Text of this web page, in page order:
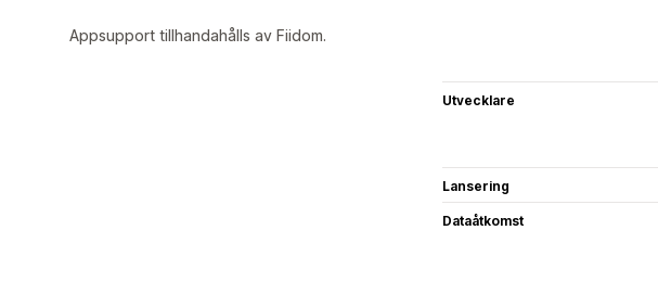
Appsupport tillhandahålls av Fiidom.
Utvecklare
Lansering
Dataåtkomst